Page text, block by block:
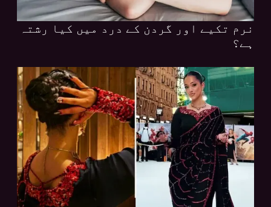
نرم تکیے اور گردن کے درد میں کیا رشتہ
ہے؟